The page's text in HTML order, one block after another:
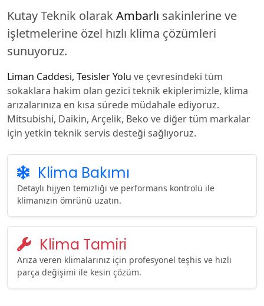
Kutay Teknik olarakAmbarlı sakinlerine ve
işletmelerine özel hızlı klima çözümleri
sunuyoruz.
Liman Caddesi, Tesisler Yolu ve çevresindeki tüm
sokaklara hakim olan gezici teknik ekiplerimizle, klima
arızalarınıza en kısa sürede müdahale ediyoruz.
Mitsubishi, Daikin, Arçelik, Beko ve diğer tüm markalar
için yetkin teknik servis desteği sağlıyoruz.
Klima Bakımı
Detaylı hijyen temizliği ve performans kontrolü ile
klimanızın ömrünü uzatın.
Klima Tamiri
Arıza veren klimalarınız için profesyonel teşhis ve hızlı
parça değişimi ile kesin çözüm.